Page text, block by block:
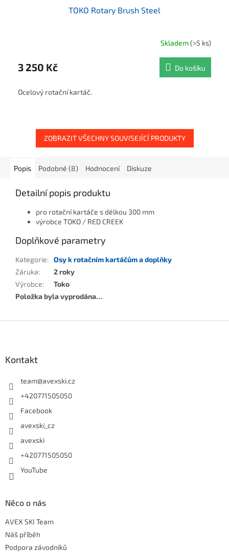
TOKO Rotary Brush Steel
Skladem(>5 ks)
3 250 Kč Do košíku
Ocelový rotační kartáč.
ZOBRAZIT VŠECHNY SOUVISEJÍCÍ PRODUKTY
Popis Podobné (8) Hodnocení Diskuze
Detailní popis produktu
pro rotační kartáče s délkou 300 mm
výrobce TOKO / RED CREEK
Doplňkové parametry
Kategorie: Osy k rotačním kartáčům a doplňky
Záruka:
2 roky
Výrobce:
Toko
Položka byla vyprodána…
Kontakt
team@avexski.cz
+420771505050
Facebook
avexski_cz
avexski
+420771505050
YouTube
Něco o nás
AVEX SKI Team
Náš příběh
Podpora závodníků